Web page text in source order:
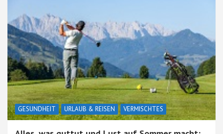
GESUNDHEIT URLAUB & REISEN VERMISCHTES